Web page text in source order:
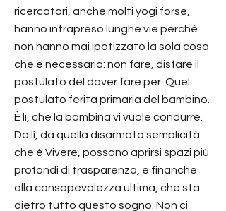
ricercatori, anche molti yogi forse,
hanno intrapreso lunghe vie perché
non hanno mai ipotizzato la sola cosa
che è necessaria: non fare, disfare il
postulato del dover fare per. Quel
postulato ferita primaria del bambino.
È lì, che la bambina vi vuole condurre.
Da lì, da quella disarmata semplicità
che è Vivere, possono aprirsi spazi più
profondi di trasparenza, e finanche
alla consapevolezza ultima, che sta
dietro tutto questo sogno. Non ci